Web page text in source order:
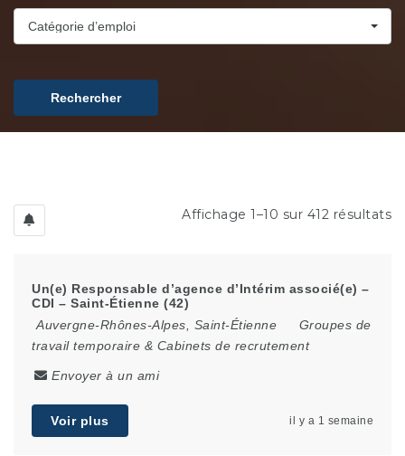
Catégorie d’emploi
Rechercher
Affichage 1–10 sur 412 résultats
Un(e) Responsable d’agence d’Intérim associé(e) –
CDI – Saint-Étienne (42)
Auvergne-Rhônes-Alpes
Saint-Étienne
Groupes de
travail temporaire & Cabinets de recrutement
Envoyer à un ami
Voir plus il y a 1 semaine